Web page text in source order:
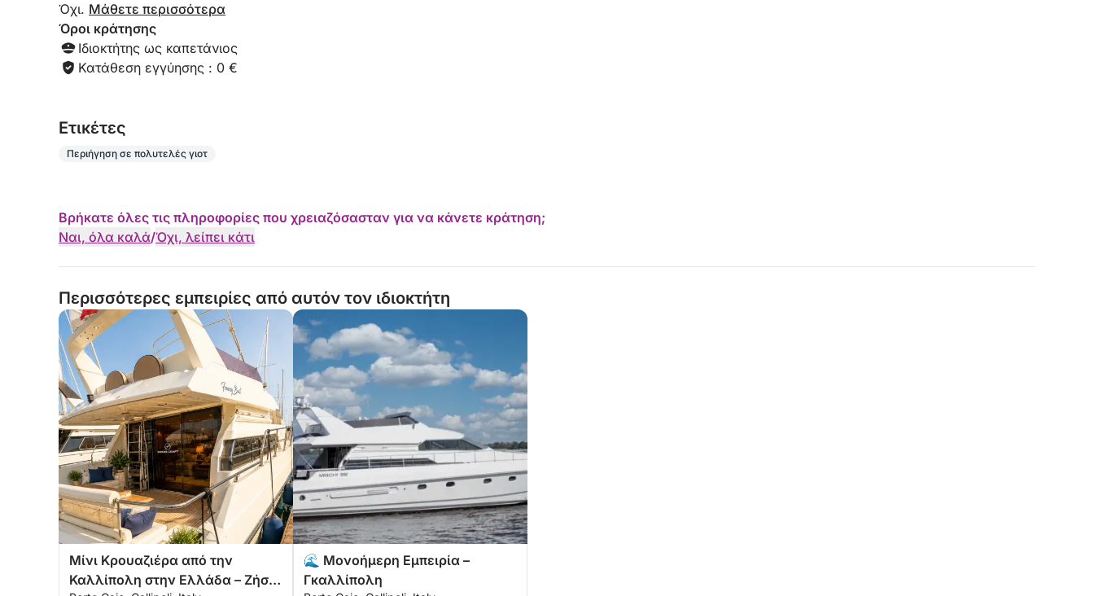
Όχι. Μάθετε περισσότερα
Όροι κράτησης
Ιδιοκτήτης ως καπετάνιος
Κατάθεση εγγύησης : 0 €
Eτικέτες
Περιήγηση σε πολυτελές γιοτ
Βρήκατε όλες τις πληροφορίες που χρειαζόσασταν για να κάνετε κράτηση;
Ναι, όλα καλά/Όχι, λείπει κάτι
Περισσότερες εμπειρίες από αυτόν τον ιδιοκτήτη
Μίνι Κρουαζιέρα από την
Καλλίπολη στην Ελλάδα – Ζήστε
🌊 Μονοήμερη Εμπειρία –
Γκαλλίπολη